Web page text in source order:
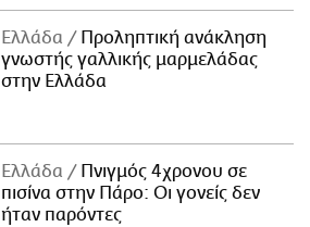
Ελλάδα
Προληπτική ανάκληση
γνωστής γαλλικής μαρμελάδας
στην Ελλάδα
Ελλάδα
Πνιγμός 4χρονου σε
πισίνα στην Πάρο: Οι γονείς δεν
ήταν παρόντες